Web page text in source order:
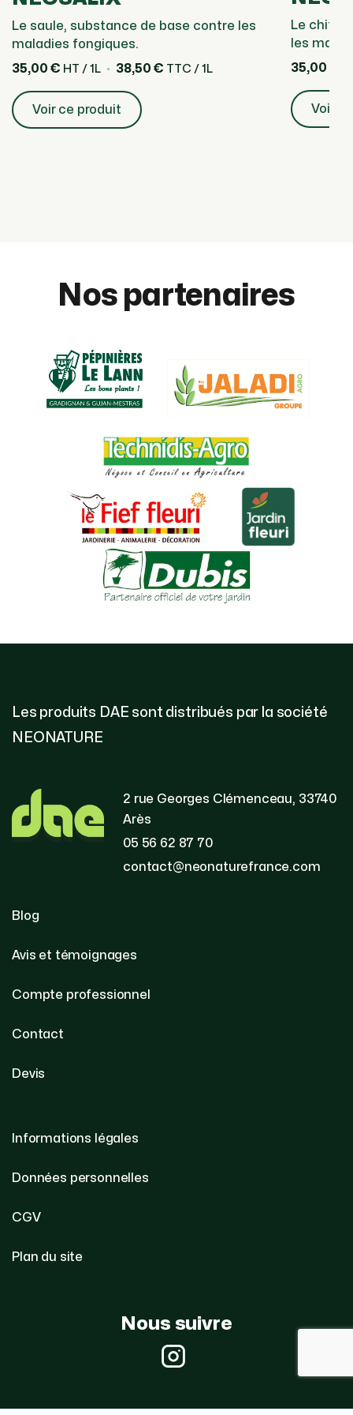
Le saule, substance de base contre les
maladies fongiques.
35,00 € HT / 1L 38,50 € TTC / 1L
Voir ce produit
Le
les
35,00 €
Voir
Nos partenaires
Les produits DAE sont distribués par la société
NEONATURE
2 rue Georges Clémenceau, 33740
Arès
05 56 62 87 70
contact@neonaturefrance.com
Blog
Avis et témoignages
Compte professionnel
Contact
Devis
Informations légales
Données personnelles
CGV
Plan du site
Nous suivre
Instagram